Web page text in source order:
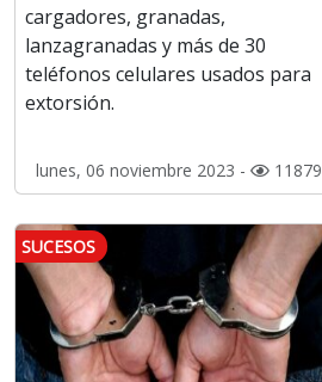
cargadores, granadas,
lanzagranadas y más de 30
teléfonos celulares usados para
extorsión.
lunes, 06 noviembre 2023 - 11879
SUCESOS